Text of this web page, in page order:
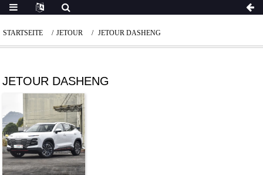
STARTSEITE JETOUR JETOUR DASHENG
JETOUR DASHENG